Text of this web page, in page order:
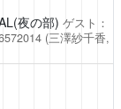
夜の部) ゲスト：
(三澤紗千香,